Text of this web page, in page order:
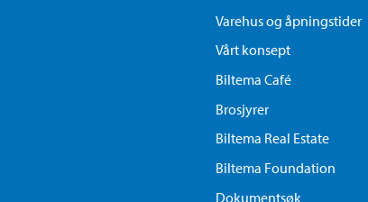
Varehus og åpningstider
Vårt konsept
Biltema Café
Brosjyrer
Biltema Real Estate
Biltema Foundation
Dokumentsøk